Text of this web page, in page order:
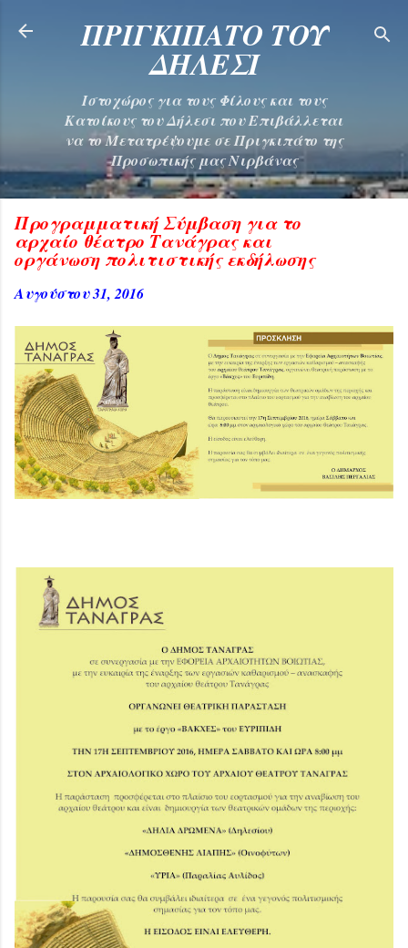
Μετάβαση στο κύριο περιεχόμενο
ΠΡΙΓΚΙΠΑΤΟ ΤΟΥ
ΔΗΛΕΣΙ
Ιστοχώρος για τους Φίλους και τους
Κατοίκους του Δήλεσι που Επιβάλλεται
να το Μετατρέψουμε σε Πριγκιπάτο της
Προσωπικής μας Νιρβάνας
Προγραμματική Σύμβαση για το
αρχαίο θέατρο Τανάγρας και
οργάνωση πολιτιστικής εκδήλωσης
Αυγούστου 31, 2016